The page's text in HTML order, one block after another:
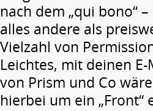
nach dem „qui bono“
alles andere als
Vielzahl von
Leichtes, mit deinen
von Prism und Co
hierbei um ein